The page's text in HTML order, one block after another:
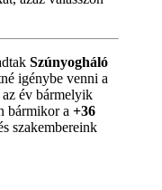
Szúnyogháló
igénybe venni a
év bármelyik
bármikor a +36
szakembereink